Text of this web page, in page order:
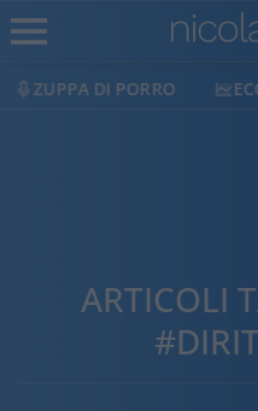
ECONOMIA
ARTICOLI